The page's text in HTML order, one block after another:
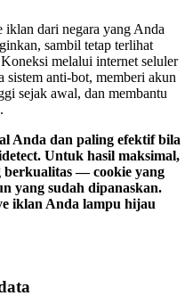
iklan dari negara yang Anda
sambil tetap terlihat
melalui internet seluler
sistem anti-bot, memberi akun
sejak awal, dan membantu
Anda dan paling efektif bila
Untuk hasil maksimal,
berkualitas — cookie yang
yang sudah dipanaskan.
iklan Anda lampu hijau